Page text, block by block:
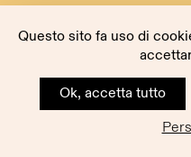
Questo sito fa uso di
Ok, accetta tutto